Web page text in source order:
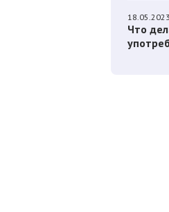
18.05.2023
Что